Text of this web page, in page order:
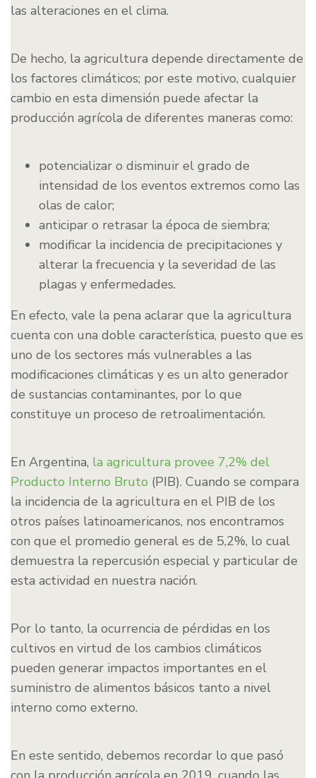
las alteraciones en el clima.
De hecho, la agricultura depende directamente de
los factores climáticos; por este motivo, cualquier
cambio en esta dimensión puede afectar la
producción agrícola de diferentes maneras como:
potencializar o disminuir el grado de
intensidad de los eventos extremos como las
olas de calor;
anticipar o retrasar la época de siembra;
modificar la incidencia de precipitaciones y
alterar la frecuencia y la severidad de las
plagas y enfermedades.
En efecto, vale la pena aclarar que la agricultura
cuenta con una doble característica, puesto que es
uno de los sectores más vulnerables a las
modificaciones climáticas y es un alto generador
de sustancias contaminantes, por lo que
constituye un proceso de retroalimentación.
En Argentina, la agricultura provee 7,2% del
Producto Interno Bruto (PIB). Cuando se compara
la incidencia de la agricultura en el PIB de los
otros países latinoamericanos, nos encontramos
con que el promedio general es de 5,2%, lo cual
demuestra la repercusión especial y particular de
esta actividad en nuestra nación.
Por lo tanto, la ocurrencia de pérdidas en los
cultivos en virtud de los cambios climáticos
pueden generar impactos importantes en el
suministro de alimentos básicos tanto a nivel
interno como externo.
En este sentido, debemos recordar lo que pasó